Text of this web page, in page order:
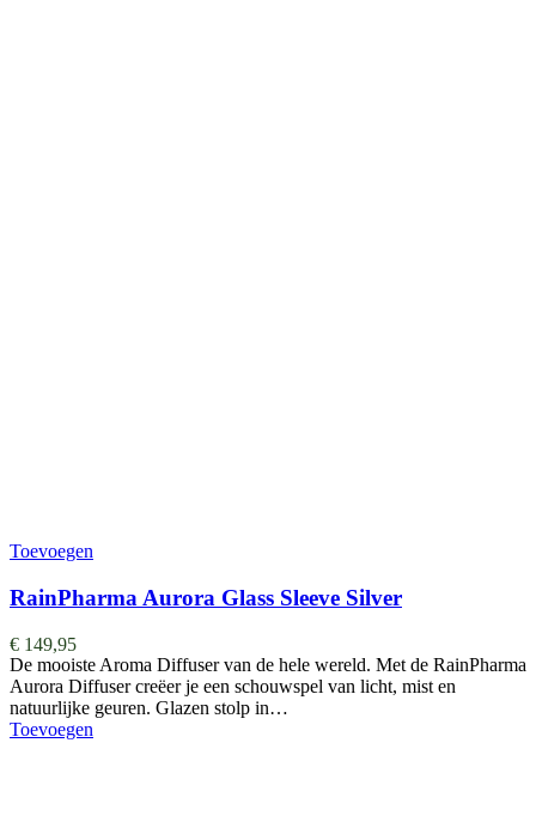
Toevoegen
RainPharma Aurora Glass Sleeve Silver
€ 149,95
De mooiste Aroma Diffuser van de hele wereld. ​​​​​​​​Met de RainPharma
Aurora Diffuser creëer je een schouwspel van licht, mist en
natuurlijke geuren. Glazen stolp in…
Toevoegen